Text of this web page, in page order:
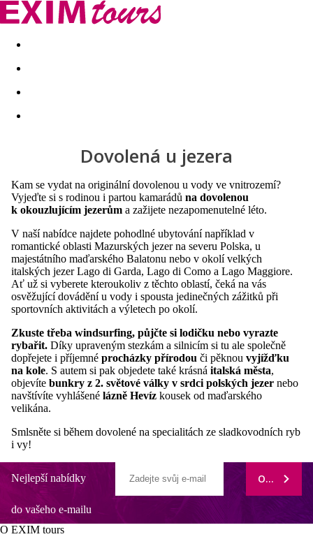
Akční nabídky Last minute
Dovolená u jezera
Kam se vydat na originální dovolenou u vody ve vnitrozemí?
Vyjeďte si s rodinou i partou kamarádů na dovolenou
k okouzlujícím jezerům a zažijete nezapomenutelné léto.
V naší nabídce najdete pohodlné ubytování například v
romantické oblasti Mazurských jezer na severu Polska, u
majestátního maďarského Balatonu nebo v okolí velkých
italských jezer Lago di Garda, Lago di Como a Lago Maggiore.
Ať už si vyberete kteroukoliv z těchto oblastí, čeká na vás
osvěžující dovádění u vody i spousta jedinečných zážitků při
sportovních aktivitách a výletech po okolí.
Zkuste třeba windsurfing, půjčte si lodičku nebo vyrazte
rybařit. Díky upraveným stezkám a silnicím si tu ale společně
dopřejete i příjemné procházky přírodou či pěknou vyjížďku
na kole. S autem si pak objedete také krásná italská města,
objevíte bunkry z 2. světové války v srdci polských jezer nebo
navštívíte vyhlášené lázně Hevíz kousek od maďarského
velikána.
Smlsněte si během dovolené na specialitách ze sladkovodních ryb
i vy!
Nejlepší nabídky
do vašeho e-mailu
ODEBÍRAT
O EXIM tours